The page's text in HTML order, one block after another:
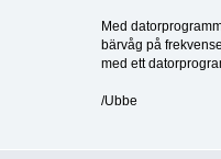
Med
bärvåg på
med ett
/Ubbe